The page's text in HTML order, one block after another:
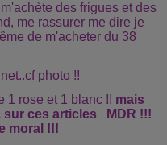
des frigues et des
me rassurer me dire je
de m'acheter du 38
photo !!
1 rose et 1 blanc !! mais
sur ces articles MDR !!!
moral !!!